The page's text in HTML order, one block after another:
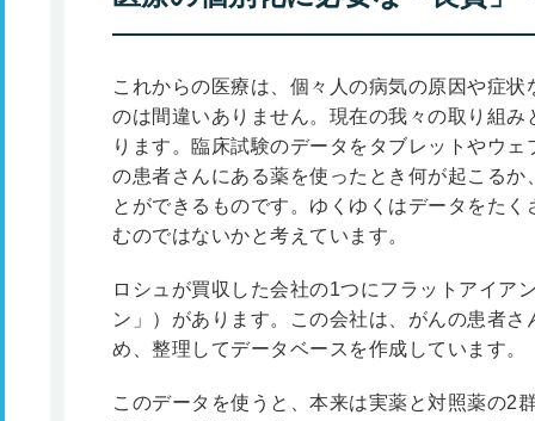
これからの医療は、個々人の病気の原因や症
のは間違いありません。現在の我々の取り組
ります。臨床試験のデータをタブレットやウ
の患者さんにある薬を使ったとき何が起こる
とができるものです。ゆくゆくはデータをた
むのではないかと考えています。
ロシュが買収した会社の1つにフラットアイア
ン」）があります。この会社は、がんの患者
め、整理してデータベースを作成しています。
このデータを使うと、本来は実薬と対照薬の2